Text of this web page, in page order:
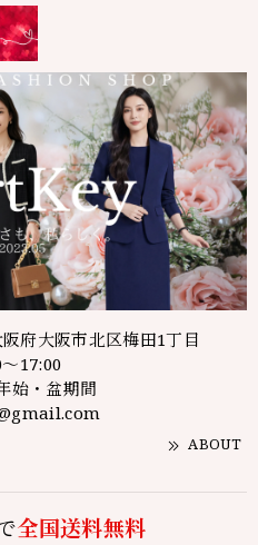
府大阪市北区梅田1丁目
17:00
始・盆期間
ABOUT
全国送料無料